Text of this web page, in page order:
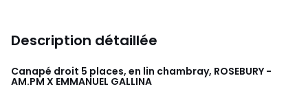
Description détaillée
Canapé droit 5 places, en lin chambray, ROSEBURY -
AM.PM X EMMANUEL GALLINA